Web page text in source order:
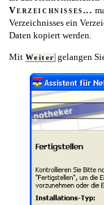
Verzeichnisses...
Verzeichnisses ein
Daten kopiert werden.
Mit Weiter gelangen